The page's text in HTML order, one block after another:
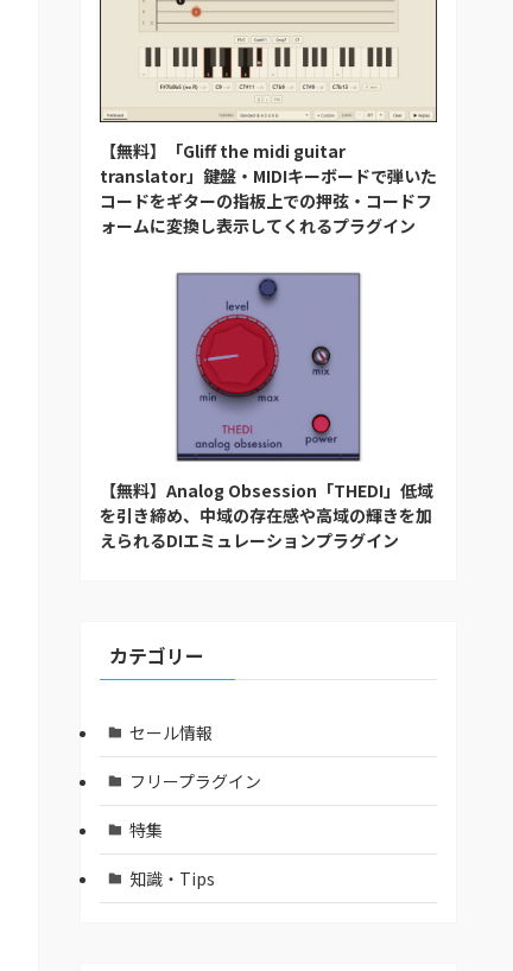
【無料】「Gliff the midi guitar
translator」鍵盤・MIDIキーボードで弾いた
コードをギターの指板上での押弦・コードフ
ォームに変換し表示してくれるプラグイン
【無料】Analog Obsession「THEDI」低域
を引き締め、中域の存在感や高域の輝きを加
えられるDIエミュレーションプラグイン
カテゴリー
セール情報
フリープラグイン
特集
知識・Tips